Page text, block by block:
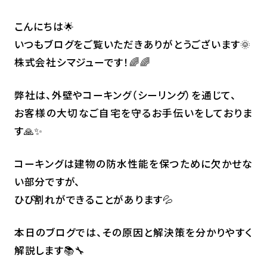
こんにちは🌟
いつもブログをご覧いただきありがとうございます🌞
株式会社シマジューです！🌈🌈
弊社は、外壁やコーキング（シーリング）を通じて、
お客様の大切なご自宅を守るお手伝いをしておりま
す🙏✨
コーキングは建物の防水性能を保つために欠かせな
い部分ですが、
ひび割れができることがあります💦
本日のブログでは、その原因と解決策を分かりやすく
解説します📚🔧